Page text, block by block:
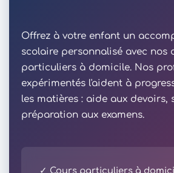
Offrez à votre enfant un
scolaire personnalisé avec nos
particuliers à domicile. Nos
expérimentés l'aident à
les matières : aide aux devoirs,
préparation aux examens.
✓ Cours particuliers à